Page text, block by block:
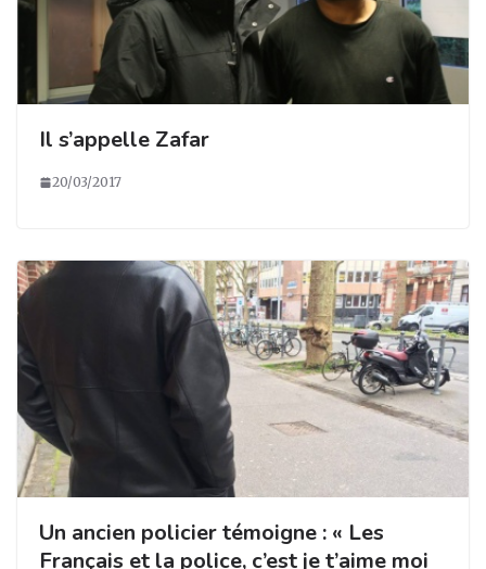
Il s’appelle Zafar
20/03/2017
Un ancien policier témoigne : « Les
Français et la police, c’est je t’aime moi